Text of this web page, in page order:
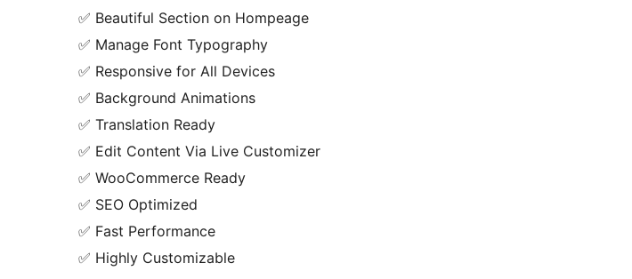
✅ Beautiful Section on Hompeage
✅ Manage Font Typography
✅ Responsive for All Devices
✅ Background Animations
✅ Translation Ready
✅ Edit Content Via Live Customizer
✅ WooCommerce Ready
✅ SEO Optimized
✅ Fast Performance
✅ Highly Customizable